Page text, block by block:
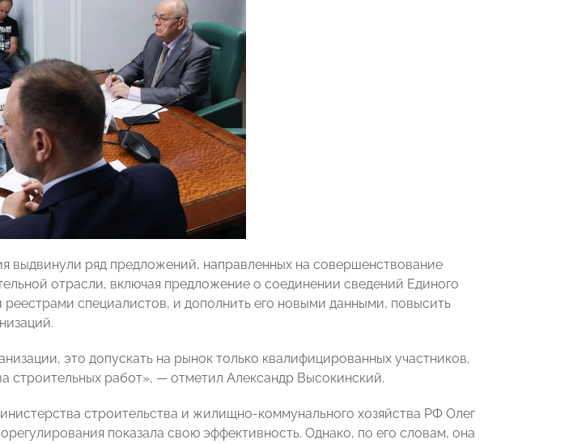
выдвинули ряд предложений, направленных на совершенствование
отрасли, включая предложение о соединении сведений Единого
специалистов, и дополнить его новыми данными, повысить
это допускать на рынок только квалифицированных участников,
строительных работ», — отметил Александр Высокинский.
строительства и жилищно-коммунального хозяйства РФ Олег
показала свою эффективность. Однако, по его словам, она